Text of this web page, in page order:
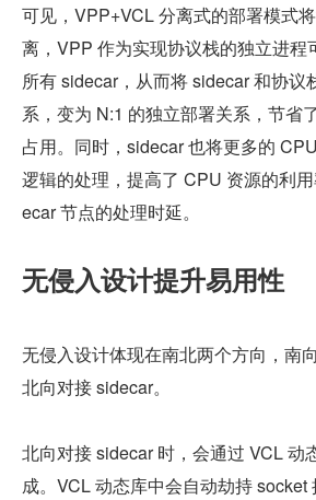
可见，VPP+VCL 分离式的部署模式
离，VPP 作为实现协议栈的独立进程
所有 sidecar，从而将 sidecar 和协议
系，变为 N:1 的独立部署关系，节省
占用。同时，sidecar 也将更多的
逻辑的处理，提高了 CPU 资源的利
ecar 节点的处理时延。
无侵入设计提升易用性
无侵入设计体现在南北两个方向，南
北向对接 sidecar。
北向对接 sidecar 时，会通过 VCL 动
成。VCL 动态库中会自动劫持 socket